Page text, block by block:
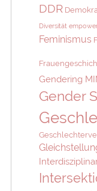
DDR
Diversität
Feminismus
Gendering
Gender